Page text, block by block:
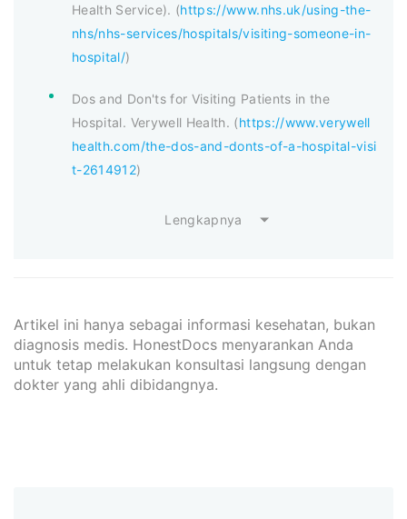
Health Service). (https://www.nhs.uk/using-the-
nhs/nhs-services/hospitals/visiting-someone-in-
hospital/)
Dos and Don'ts for Visiting Patients in the
Hospital. Verywell Health. (https://www.verywell
health.com/the-dos-and-donts-of-a-hospital-visi
t-2614912)
Lengkapnya
Artikel ini hanya sebagai informasi kesehatan, bukan
diagnosis medis. HonestDocs menyarankan Anda
untuk tetap melakukan konsultasi langsung dengan
dokter yang ahli dibidangnya.